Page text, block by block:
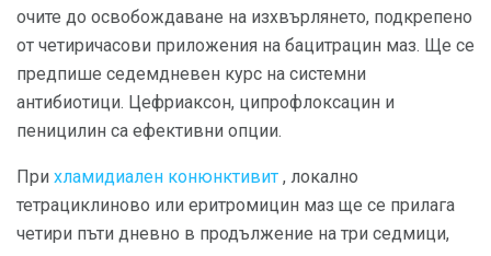
очите до освобождаване на изхвърлянето, подкрепено
от четиричасови приложения на бацитрацин маз. Ще се
предпише седемдневен курс на системни
антибиотици. Цефриаксон, ципрофлоксацин и
пеницилин са ефективни опции.
При хламидиален конюнктивит , локално
тетрациклиново или еритромицин маз ще се прилага
четири пъти дневно в продължение на три седмици,